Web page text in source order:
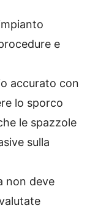
e
accurato con
lo sporco
le spazzole
sulla
non deve